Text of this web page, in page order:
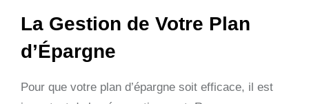
La Gestion de Votre Plan
d’Épargne
Pour que votre plan d’épargne soit efficace, il est